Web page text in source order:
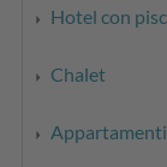
Hotel con
Chalet
Appartamenti